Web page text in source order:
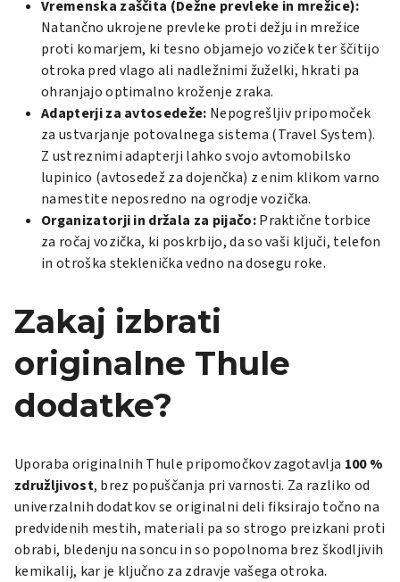
Vremenska zaščita (Dežne prevleke in mrežice):
Natančno ukrojene prevleke proti dežju in mrežice
proti komarjem, ki tesno objamejo voziček ter ščitijo
otroka pred vlago ali nadležnimi žuželki, hkrati pa
ohranjajo optimalno kroženje zraka.
Adapterji za avtosedeže: Nepogrešljiv pripomoček
za ustvarjanje potovalnega sistema (Travel System).
Z ustreznimi adapterji lahko svojo avtomobilsko
lupinico (avtosedež za dojenčka) z enim klikom varno
namestite neposredno na ogrodje vozička.
Organizatorji in držala za pijačo:Praktične torbice
za ročaj vozička, ki poskrbijo, da so vaši ključi, telefon
in otroška steklenička vedno na dosegu roke.
Zakaj izbrati
originalne Thule
dodatke?
Uporaba originalnih Thule pripomočkov zagotavlja 100 %
združljivost, brez popuščanja pri varnosti. Za razliko od
univerzalnih dodatkov se originalni deli fiksirajo točno na
predvidenih mestih, materiali pa so strogo preizkani proti
obrabi, bledenju na soncu in so popolnoma brez škodljivih
kemikalij, kar je ključno za zdravje vašega otroka.